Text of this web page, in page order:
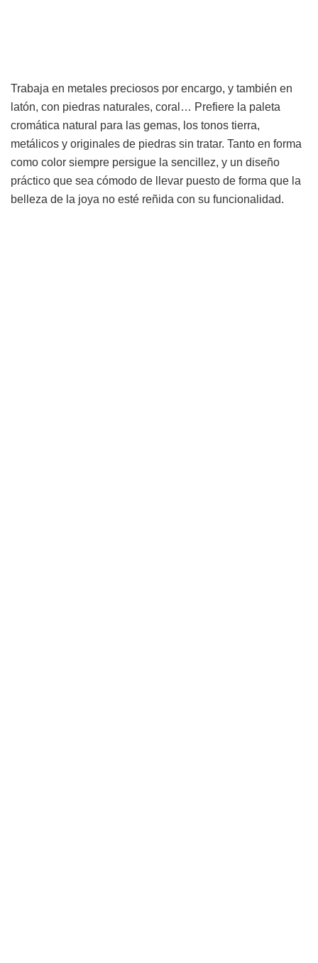
Trabaja en metales preciosos por encargo, y también en
latón, con piedras naturales, coral… Prefiere la paleta
cromática natural para las gemas, los tonos tierra,
metálicos y originales de piedras sin tratar. Tanto en forma
como color siempre persigue la sencillez, y un diseño
práctico que sea cómodo de llevar puesto de forma que la
belleza de la joya no esté reñida con su funcionalidad.